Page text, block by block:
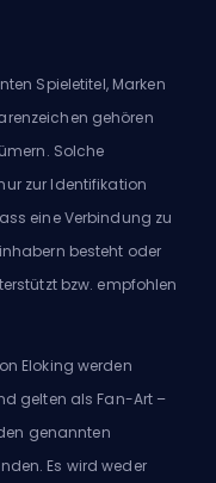
Spieletitel, Marken
gehören
Solche
zur Identifikation
eine Verbindung zu
besteht oder
bzw. empfohlen
Eloking werden
gelten als Fan-Art –
genannten
Es wird weder